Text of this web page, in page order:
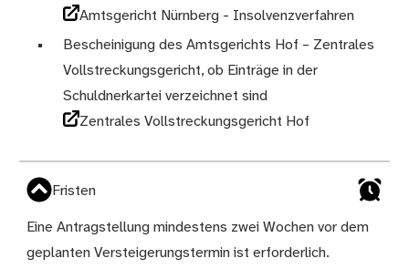
Amtsgericht Nürnberg - Insolvenzverfahren
Bescheinigung des Amtsgerichts Hof – Zentrales
Vollstreckungsgericht, ob Einträge in der
Schuldnerkartei verzeichnet sind
Zentrales Vollstreckungsgericht Hof
Fristen
Eine Antragstellung mindestens zwei Wochen vor dem
geplanten Versteigerungstermin ist erforderlich.